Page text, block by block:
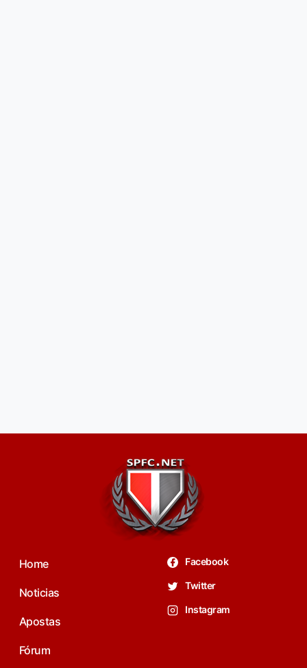
Home
Noticias
Apostas
Fórum
Facebook
Twitter
Instagram